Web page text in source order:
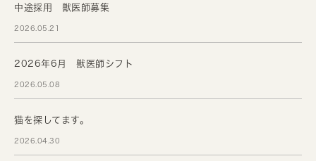
中途採用 獣医師募集
2026.05.21
2026年6月 獣医師シフト
2026.05.08
猫を探してます。
2026.04.30